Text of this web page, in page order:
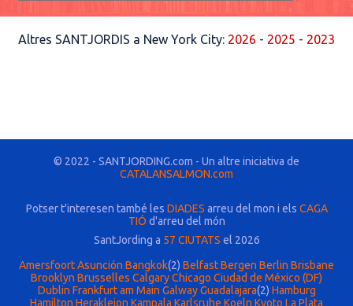
Altres SANTJORDIS a New York City: 2026 - 2025 - 2023
© 2022 - SANTJORDING.com - Un altre iniciativa de
CATALANSALMON.com
Potser t'interesen també les DIADES arreu del mon i els CAGA
TIÓ d'arreu del món
SantJording a 57 CIUTATS el 2026
AmersfoortAsunción Bangkok(2) BelfastBergen Berlin Brisbane
Brooklyn Brusselles CalgaryChicago Ciudad de México (DF)
Dublin Frankfurt am Main Galway Guadalajara(2) Hamburg
Hamilton Herakleion Kampala Karlsruhe Koeln Kyoto La Plata